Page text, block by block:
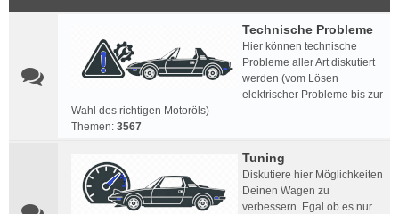
Technische Probleme
Hier können technische
Probleme aller Art diskutiert
werden (vom Lösen
elektrischer Probleme bis zur
Wahl des richtigen Motoröls)
Themen: 3567
Tuning
Diskutiere hier Möglichkeiten
Deinen Wagen zu
verbessern. Egal ob es nur